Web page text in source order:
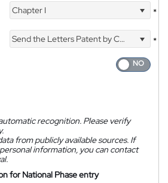
Chapter I *
Send the Letters Patent by Courier
*
recognition. Please verify
from publicly available sources. If
information, you can contact
for National Phase entry